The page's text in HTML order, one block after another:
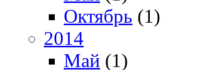
Октябрь (1)
2014
Май (1)